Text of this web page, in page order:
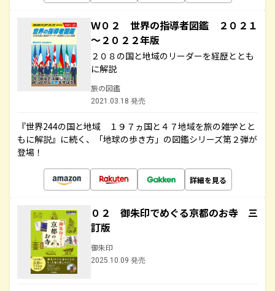
Ｗ０２ 世界の指導者図鑑 ２０２１
～２０２２年版
２０８の国と地域のリーダーを経歴ととも
に解説
旅の図鑑
2021.03.18 発売
『世界244の国と地域 １９７ヵ国と４７地域を旅の雑学とと
もに解説』に続く、「地球の歩き方」の図鑑シリーズ第２弾が
登場！
詳細を見る
０２ 御朱印でめぐる京都のお寺 三
訂版
御朱印
2025.10.09 発売